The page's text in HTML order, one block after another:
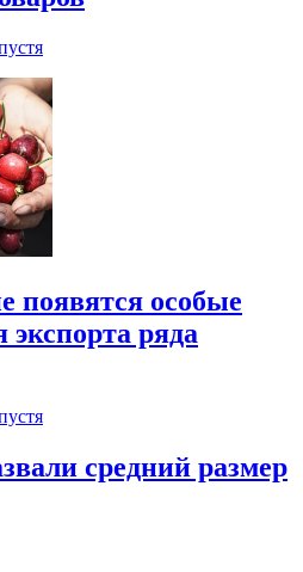
появятся особые
ряда
средний размер